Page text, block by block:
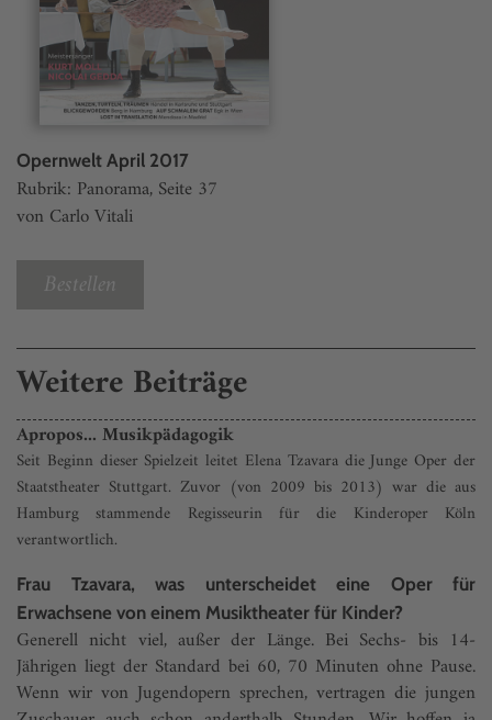
Opernwelt April 2017
Rubrik: Panorama, Seite 37
von Carlo Vitali
Bestellen
Weitere Beiträge
Apropos... Musikpädagogik
Seit Beginn dieser Spielzeit leitet Elena Tzavara die Junge Oper der
Staatstheater Stuttgart. Zuvor (von 2009 bis 2013) war die aus
Hamburg stammende Regisseurin für die Kinderoper Köln
verantwortlich.
Frau Tzavara, was unterscheidet eine Oper für
Erwachsene von einem Musiktheater für Kinder?
Generell nicht viel, außer der Länge. Bei Sechs- bis 14-
Jährigen liegt der Standard bei 60, 70 Minuten ohne Pause.
Wenn wir von Jugendopern sprechen, vertragen die jungen